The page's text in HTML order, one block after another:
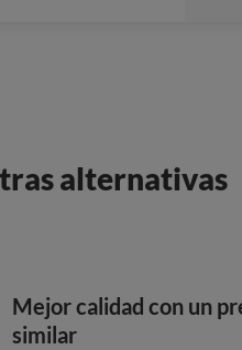
alternativas
Mejor calidad con un
similar